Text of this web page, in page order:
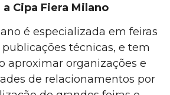
a Cipa Fiera Milano
é especializada em feiras
técnicas, e tem
aproximar organizações e
de relacionamentos por